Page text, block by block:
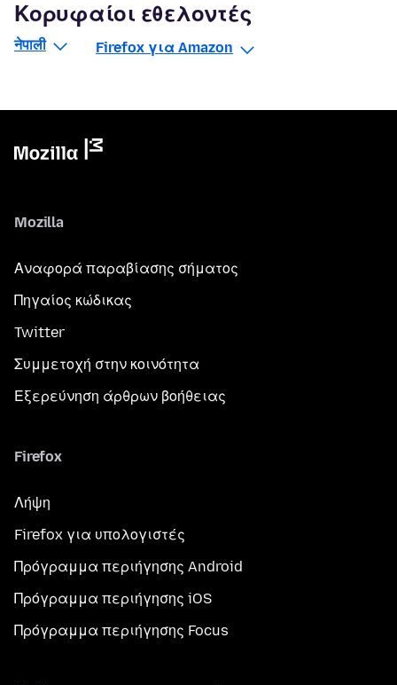
Κορυφαίοι εθελοντές
नेपाली Firefox για Amazon
Mozilla
Αναφορά παραβίασης σήματος
Πηγαίος κώδικας
Twitter
Συμμετοχή στην κοινότητα
Εξερεύνηση άρθρων βοήθειας
Firefox
Λήψη
Firefox για υπολογιστές
Πρόγραμμα περιήγησης Android
Πρόγραμμα περιήγησης iOS
Πρόγραμμα περιήγησης Focus